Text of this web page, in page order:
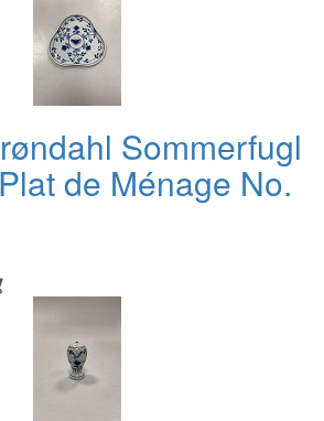
Sommerfugl
de Ménage No.